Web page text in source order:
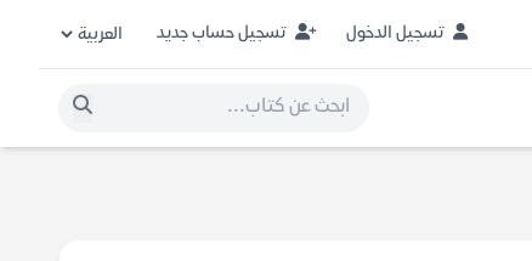
تسجيل الدخول تسجيل حساب جديد